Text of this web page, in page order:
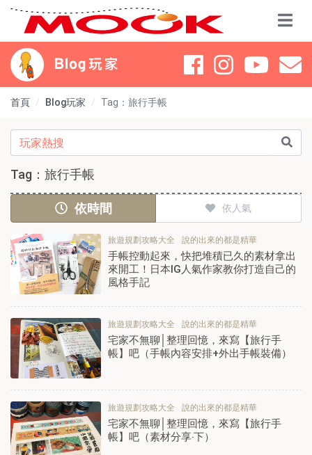
首頁 Blog玩家 Tag：旅行手帳
Tag：旅行手帳
依時間 依人氣
旅遊規劃攻略大全 說的出來的都是精華
手帳控動起來，快把堆積已久的素材拿出
來開工！日本IG人氣作家教你打造自己的
風格手記
旅遊規劃攻略大全 說的出來的都是精華
宅家不無聊│整理回憶，來寫【旅行手
帳】吧（手帳內容安排+外出手帳裝備）
旅遊規劃攻略大全 說的出來的都是精華
宅家不無聊│整理回憶，來寫【旅行手
帳】吧（素材分享‧下）